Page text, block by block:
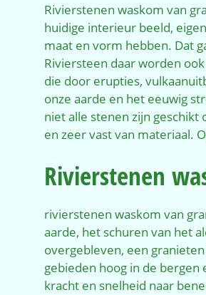
Rivierstenen waskom van
huidige interieur beeld,
maat en vorm hebben. Dat
Riviersteen daar worden
die door erupties,
onze aarde en het eeuwig
niet alle stenen zijn
en zeer vast van materiaal.
Rivierstenen
rivierstenen waskom van
aarde, het schuren van het
overgebleven, een
gebieden hoog in de
kracht en snelheid naar